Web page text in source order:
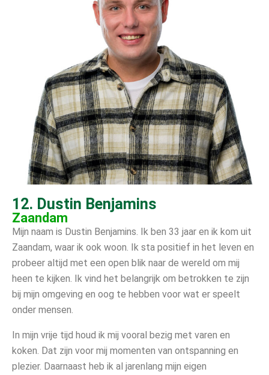
12. Dustin Benjamins
Zaandam
Mijn naam is Dustin Benjamins. Ik ben 33 jaar en ik kom uit
Zaandam, waar ik ook woon. Ik sta positief in het leven en
probeer altijd met een open blik naar de wereld om mij
heen te kijken. Ik vind het belangrijk om betrokken te zijn
bij mijn omgeving en oog te hebben voor wat er speelt
onder mensen.
In mijn vrije tijd houd ik mij vooral bezig met varen en
koken. Dat zijn voor mij momenten van ontspanning en
plezier. Daarnaast heb ik al jarenlang mijn eigen